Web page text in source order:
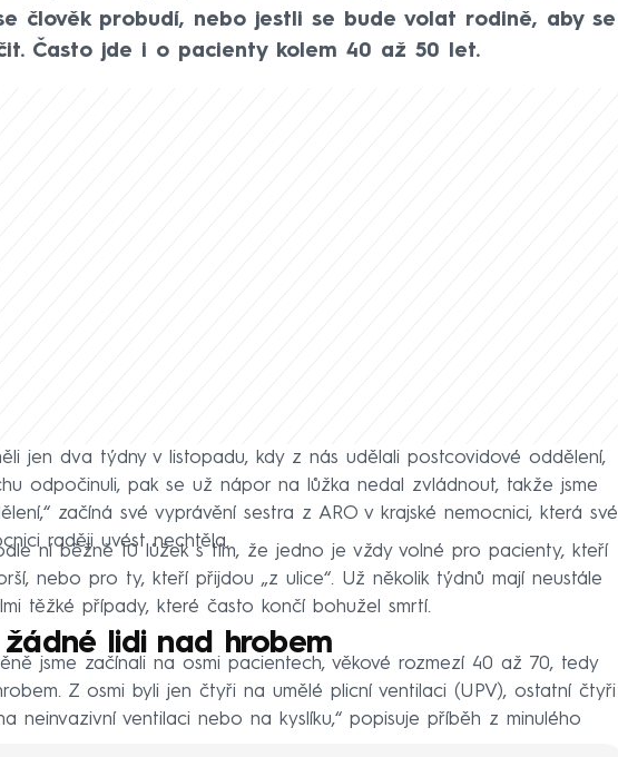
člověk probudí, nebo jestli se bude volat rodině, aby se
Často jde i o pacienty kolem 40 až 50 let.
jen dva týdny v listopadu, kdy z nás udělali postcovidové oddělení,
odpočinuli, pak se už nápor na lůžka nedal zvládnout, takže jsme
začíná své vyprávění sestra z ARO v krajské nemocnici, která své
raději uvést nechtěla.
ní běžně 10 lůžek s tím, že jedno je vždy volné pro pacienty, kteří
nebo pro ty, kteří přijdou „z ulice“. Už několik týdnů mají neustále
těžké případy, které často končí bohužel smrtí.
žádné lidi nad hrobem
jsme začínali na osmi pacientech, věkové rozmezí 40 až 70, tedy
Z osmi byli jen čtyři na umělé plicní ventilaci (UPV), ostatní čtyři
neinvazivní ventilaci nebo na kyslíku,“ popisuje příběh z minulého